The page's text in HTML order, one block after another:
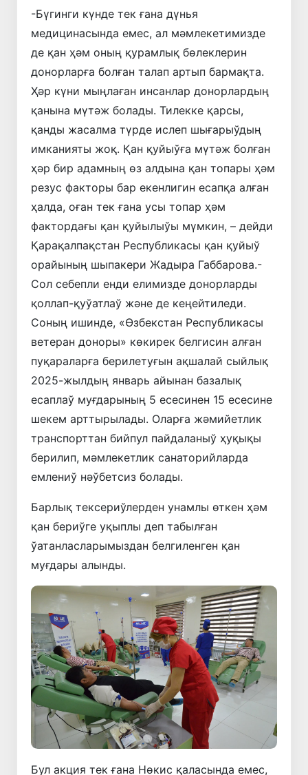
-Бүгинги күнде тек ғана дүнья
медицинасында емес, ал мәмлекетимизде
де қан ҳәм оның қурамлық бөлеклерин
донорларға болған талап артып бармақта.
Ҳәр күни мыңлаған инсанлар донорлардың
қанына мүтәж болады. Тилекке қарсы,
қанды жасалма түрде ислеп шығарыўдың
имканияты жоқ. Қан қуйыўға мүтәж болған
ҳәр бир адамның өз алдына қан топары ҳәм
резус факторы бар екенлигин есапқа алған
ҳалда, оған тек ғана усы топар ҳәм
фактордағы қан қуйылыўы мүмкин, – дейди
Қарақалпақстан Республикасы қан қуйыў
орайының шыпакери Жадыра Габбарова.-
Сол себепли енди елимизде донорларды
қоллап-қуўатлаў және де кеңейтиледи.
Соның ишинде, «Өзбекстан Республикасы
ветеран доноры» көкирек белгисин алған
пуқараларға берилетуғын ақшалай сыйлық
2025-жылдың январь айынан базалық
есаплаў муғдарының 5 есесинен 15 есесине
шекем арттырылады. Оларға жәмийетлик
транспорттан бийпул пайдаланыў ҳуқықы
берилип, мәмлекетлик санаторийларда
емлениў нәўбетсиз болады.
Барлық тексериўлерден унамлы өткен ҳәм
қан бериўге уқыплы деп табылған
ўатанласларымыздан белгиленген қан
муғдары алынды.
Бул акция тек ғана Нөкис қаласында емес,